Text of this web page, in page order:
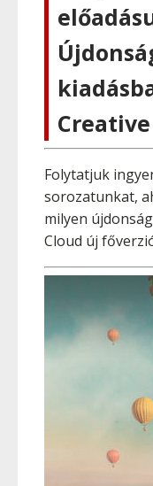
Folytatjuk
sorozatunkat,
milyen
Cloud új